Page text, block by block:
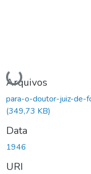
Carregando...
Arquivos
para-o-doutor-juiz-de-
(349,73 KB)
Data
1946
URI